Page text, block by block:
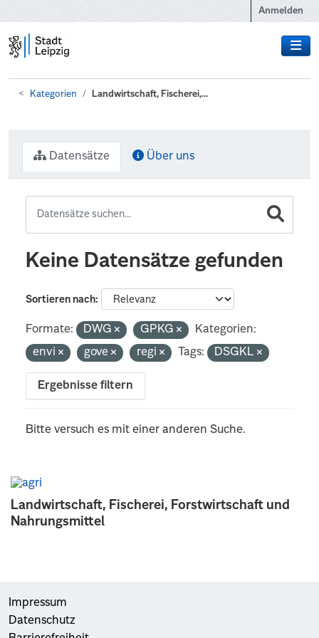
Anmelden
Kategorien Landwirtschaft, Fischerei,...
Landwirtschaft, Fischerei, Forstwirtschaft und
Nahrungsmittel
Datensätze Über uns
Keine Datensätze gefunden
Sortieren nach
Formate: DWG GPKG
Kategorien:
envi
gove regi Tags: DSGKL
Ergebnisse filtern
Bitte versuch es mit einer anderen Suche.
Impressum
Datenschutz